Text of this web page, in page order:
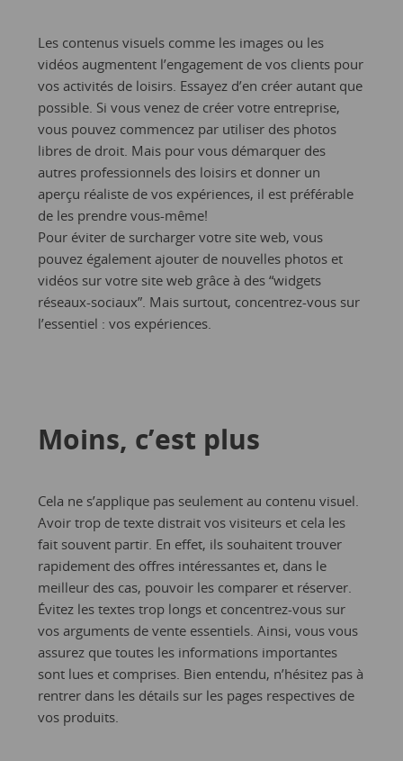
Les contenus visuels comme les images ou les
vidéos augmentent l’engagement de vos clients pour
vos activités de loisirs. Essayez d’en créer autant que
possible. Si vous venez de créer votre entreprise,
vous pouvez commencez par utiliser des photos
libres de droit. Mais pour vous démarquer des
autres professionnels des loisirs et donner un
aperçu réaliste de vos expériences, il est préférable
de les prendre vous-même!
Pour éviter de surcharger votre site web, vous
pouvez également ajouter de nouvelles photos et
vidéos sur votre site web grâce à des “widgets
réseaux-sociaux”. Mais surtout, concentrez-vous sur
l’essentiel : vos expériences.
Moins, c’est plus
Cela ne s’applique pas seulement au contenu visuel.
Avoir trop de texte distrait vos visiteurs et cela les
fait souvent partir. En effet, ils souhaitent trouver
rapidement des offres intéressantes et, dans le
meilleur des cas, pouvoir les comparer et réserver.
Évitez les textes trop longs et concentrez-vous sur
vos arguments de vente essentiels. Ainsi, vous vous
assurez que toutes les informations importantes
sont lues et comprises. Bien entendu, n’hésitez pas à
rentrer dans les détails sur les pages respectives de
vos produits.